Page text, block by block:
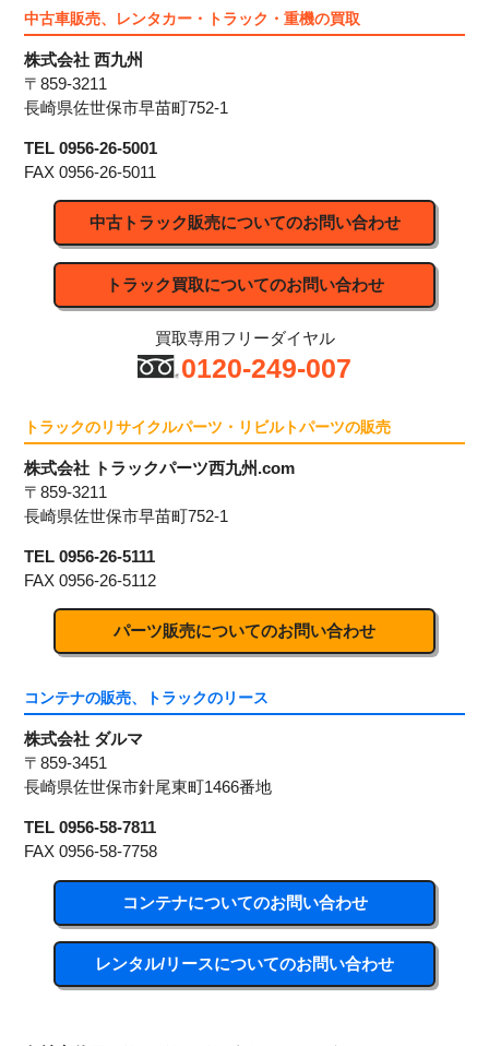
中古車販売、レンタカー・トラック・重機の買取
株式会社 西九州
〒859-3211
長崎県佐世保市早苗町752-1
TEL 0956-26-5001
FAX 0956-26-5011
中古トラック販売についてのお問い合わせ
トラック買取についてのお問い合わせ
買取専用フリーダイヤル
0120-249-007
トラックのリサイクルパーツ・リビルトパーツの販売
株式会社 トラックパーツ西九州.com
〒859-3211
長崎県佐世保市早苗町752-1
TEL 0956-26-5111
FAX 0956-26-5112
パーツ販売についてのお問い合わせ
コンテナの販売、トラックのリース
株式会社 ダルマ
〒859-3451
長崎県佐世保市針尾東町1466番地
TEL 0956-58-7811
FAX 0956-58-7758
コンテナについてのお問い合わせ
レンタル/リースについてのお問い合わせ